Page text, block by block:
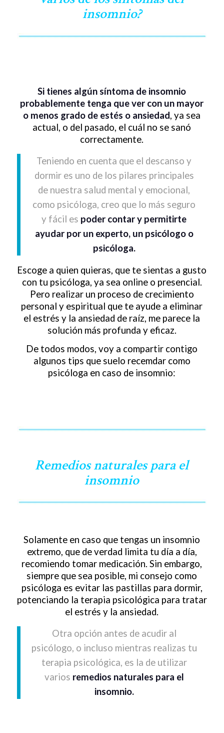
insomnio?
Si tienes algún síntoma de insomnio
probablemente tenga que ver con un mayor
o menos grado de estés o ansiedad, ya sea
actual, o del pasado, el cuál no se sanó
correctamente.
Teniendo en cuenta que el descanso y
dormir es uno de los pilares principales
de nuestra salud mental y emocional,
como psicóloga, creo que lo más seguro
y fácil es poder contar y permitirte
ayudar por un experto, un psicólogo o
psicóloga.
Escoge a quien quieras, que te sientas a gusto
con tu psicóloga, ya sea online o presencial.
Pero realizar un proceso de crecimiento
personal y espiritual que te ayude a eliminar
el estrés y la ansiedad de raíz, me parece la
solución más profunda y eficaz.
De todos modos, voy a compartir contigo
algunos tips que suelo recemdar como
psicóloga en caso de insomnio:
Remedios naturales para el
insomnio
Solamente en caso que tengas un insomnio
extremo, que de verdad limita tu día a día,
recomiendo tomar medicación. Sin embargo,
siempre que sea posible, mi consejo como
psicóloga es evitar las pastillas para dormir,
potenciando la terapia psicológica para tratar
el estrés y la ansiedad.
Otra opción antes de acudir al
psicólogo, o incluso mientras realizas tu
terapia psicológica, es la de utilizar
varios remedios naturales para el
insomnio.